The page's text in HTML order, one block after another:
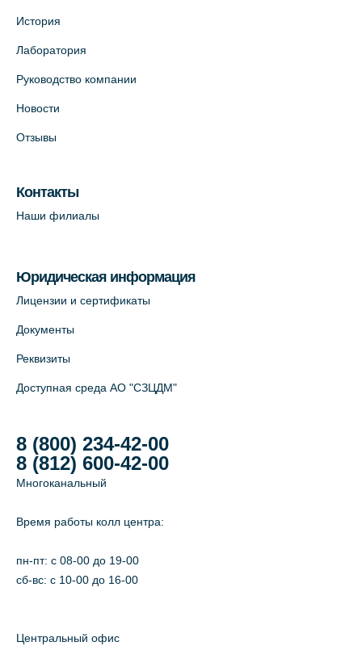
История
Лаборатория
Руководство компании
Новости
Отзывы
Контакты
Наши филиалы
Юридическая информация
Лицензии и сертификаты
Документы
Реквизиты
Доступная среда АО "СЗЦДМ"
8 (800) 234-42-00
8 (812) 600-42-00
Многоканальный
Время работы колл центра:
пн-пт: c 08-00 до 19-00
сб-вс: с 10-00 до 16-00
Центральный офис